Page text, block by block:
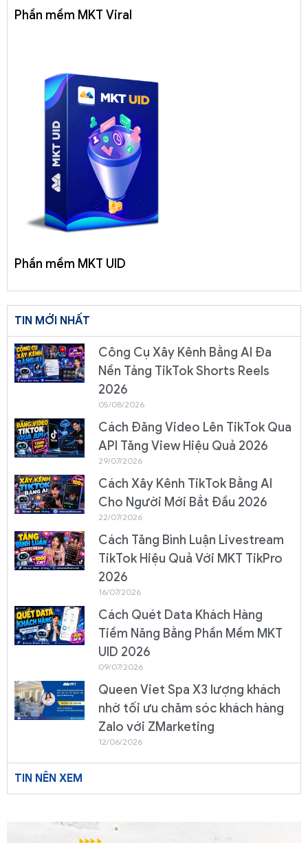
Phần mềm MKT Viral
Phần mềm MKT UID
TIN MỚI NHẤT
Công Cụ Xây Kênh Bằng AI Đa
Nền Tảng TikTok Shorts Reels
2026
05/08/2026
Cách Đăng Video Lên TikTok Qua
API Tăng View Hiệu Quả 2026
29/07/2026
Cách Xây Kênh TikTok Bằng AI
Cho Người Mới Bắt Đầu 2026
22/07/2026
Cách Tăng Bình Luận Livestream
TikTok Hiệu Quả Với MKT TikPro
2026
16/07/2026
Cách Quét Data Khách Hàng
Tiềm Năng Bằng Phần Mềm MKT
UID 2026
09/07/2026
Queen Viet Spa X3 lượng khách
nhờ tối ưu chăm sóc khách hàng
Zalo với ZMarketing
12/06/2026
TIN NÊN XEM